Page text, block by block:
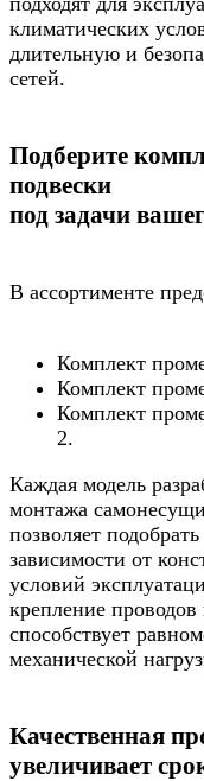
климатических
длительную и
сетей.
Подберите
подвески
под задачи
В ассортименте
Комплект
Комплект
Комплект
2.
Каждая модель
монтажа
позволяет
зависимости от
условий
крепление
способствует
механической
Качественная
увеличивает